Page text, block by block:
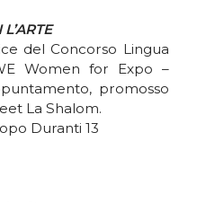
del Concorso Lingua
Women for Expo –
promosso
La Shalom.
Duranti 13